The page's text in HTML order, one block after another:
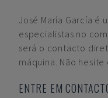
José María García é
especialistas no
será o contacto
máquina. Não
ENTRE EM